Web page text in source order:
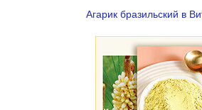
Агарик бразильский в